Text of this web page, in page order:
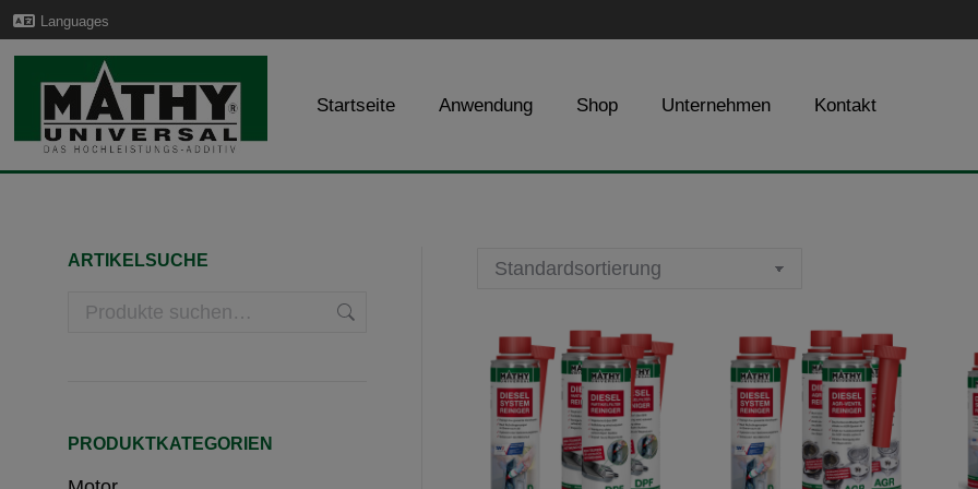
Languages
Startseite Anwendung Shop Unternehmen Kontakt
ARTIKELSUCHE
PRODUKTKATEGORIEN